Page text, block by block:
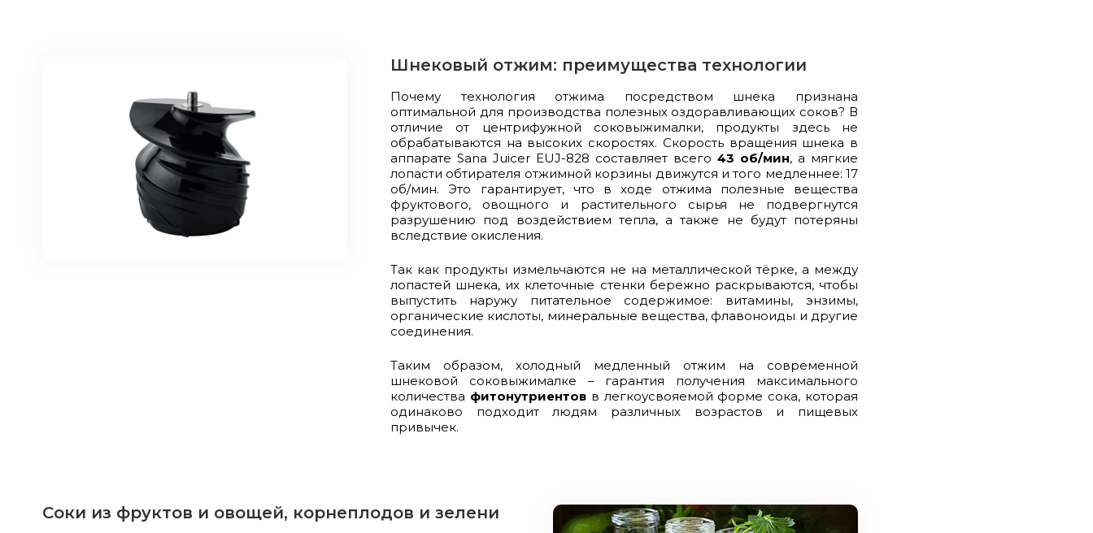
Шнековый отжим: преимущества технологии
Почему технология отжима посредством шнека признана
оптимальной для производства полезных оздоравливающих соков? В
отличие от центрифужной соковыжималки, продукты здесь не
обрабатываются на высоких скоростях. Скорость вращения шнека в
аппарате Sana Juicer EUJ-828 составляет всего 43 об/мин, а мягкие
лопасти обтирателя отжимной корзины движутся и того медленнее: 17
об/мин. Это гарантирует, что в ходе отжима полезные вещества
фруктового, овощного и растительного сырья не подвергнутся
разрушению под воздействием тепла, а также не будут потеряны
вследствие окисления.
Так как продукты измельчаются не на металлической тёрке, а между
лопастей шнека, их клеточные стенки бережно раскрываются, чтобы
выпустить наружу питательное содержимое: витамины, энзимы,
органические кислоты, минеральные вещества, флавоноиды и другие
соединения.
Таким образом, холодный медленный отжим на современной
шнековой соковыжималке – гарантия получения максимального
количества фитонутриентовв легкоусвояемой форме сока, которая
одинаково подходит людям различных возрастов и пищевых
привычек.
Соки из фруктов и овощей, корнеплодов и зелени